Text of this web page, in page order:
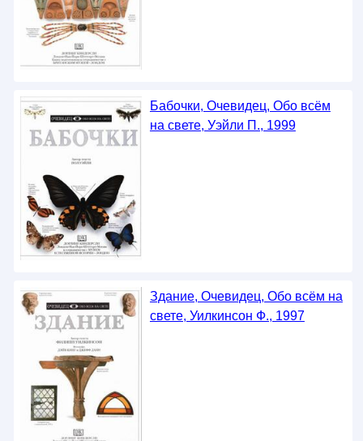
Бабочки, Очевидец, Обо всём
на свете, Уэйли П., 1999
Здание, Очевидец, Обо всём на
свете, Уилкинсон Ф., 1997